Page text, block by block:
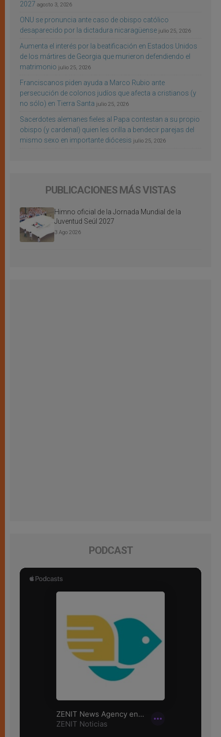
2027 agosto 3, 2026
ONU se pronuncia ante caso de obispo católico
desaparecido por la dictadura nicaragüense julio 25, 2026
Aumenta el interés por la beatificación en Estados Unidos
de los mártires de Georgia que murieron defendiendo el
matrimonio julio 25, 2026
Franciscanos piden ayuda a Marco Rubio ante
persecución de colonos judíos que afecta a cristianos (y
no sólo) en Tierra Santa julio 25, 2026
Sacerdotes alemanes fieles al Papa contestan a su propio
obispo (y cardenal) quien les orilla a bendecir parejas del
mismo sexo en importante diócesis julio 25, 2026
PUBLICACIONES MÁS VISTAS
Himno oficial de la Jornada Mundial de la
Juventud Seúl 2027
3 Ago 2026
PODCAST